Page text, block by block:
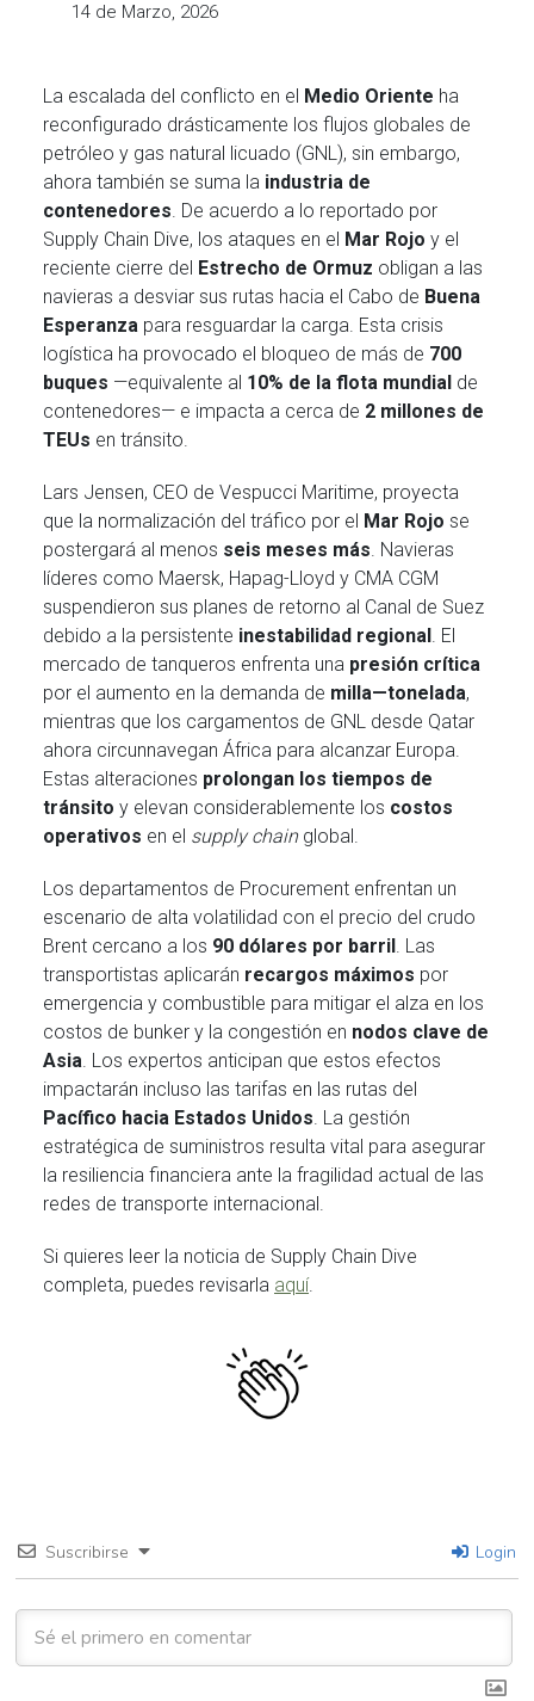
14 de Marzo, 2026
La escalada del conflicto en el Medio Oriente ha
reconfigurado drásticamente los flujos globales de
petróleo y gas natural licuado (GNL), sin embargo,
ahora también se suma la industria de
contenedores. De acuerdo a lo reportado por
Supply Chain Dive, los ataques en el Mar Rojo y el
reciente cierre del Estrecho de Ormuz obligan a las
navieras a desviar sus rutas hacia el Cabo de Buena
Esperanza para resguardar la carga. Esta crisis
logística ha provocado el bloqueo de más de 700
buques —equivalente al 10% de la flota mundial de
contenedores— e impacta a cerca de 2 millones de
TEUs en tránsito.
Lars Jensen, CEO de Vespucci Maritime, proyecta
que la normalización del tráfico por el Mar Rojo se
postergará al menos seis meses más. Navieras
líderes como Maersk, Hapag-Lloyd y CMA CGM
suspendieron sus planes de retorno al Canal de Suez
debido a la persistente inestabilidad regional. El
mercado de tanqueros enfrenta una presión crítica
por el aumento en la demanda de milla—tonelada,
mientras que los cargamentos de GNL desde Qatar
ahora circunnavegan África para alcanzar Europa.
Estas alteraciones prolongan los tiempos de
tránsito y elevan considerablemente los costos
operativos en el supply chainglobal.
Los departamentos de Procurement enfrentan un
escenario de alta volatilidad con el precio del crudo
Brent cercano a los 90 dólares por barril. Las
transportistas aplicarán recargos máximos por
emergencia y combustible para mitigar el alza en los
costos de bunker y la congestión en nodos clave de
Asia. Los expertos anticipan que estos efectos
impactarán incluso las tarifas en las rutas del
Pacífico hacia Estados Unidos. La gestión
estratégica de suministros resulta vital para asegurar
la resiliencia financiera ante la fragilidad actual de las
redes de transporte internacional.
Si quieres leer la noticia de Supply Chain Dive
completa, puedes revisarla aquí.
Suscribirse Login